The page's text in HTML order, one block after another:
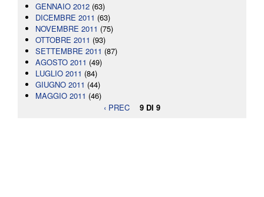
GENNAIO 2012 (63)
DICEMBRE 2011 (63)
NOVEMBRE 2011 (75)
OTTOBRE 2011 (93)
SETTEMBRE 2011 (87)
AGOSTO 2011 (49)
LUGLIO 2011 (84)
GIUGNO 2011 (44)
MAGGIO 2011 (46)
‹ PREC
9 DI 9